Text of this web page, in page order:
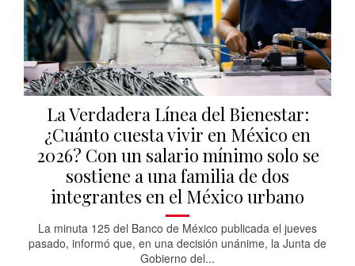
La Verdadera Línea del Bienestar:
¿Cuánto cuesta vivir en México en
2026? Con un salario mínimo solo se
sostiene a una familia de dos
integrantes en el México urbano
La minuta 125 del Banco de México publicada el jueves
pasado, informó que, en una decisión unánime, la Junta de
Gobierno del...